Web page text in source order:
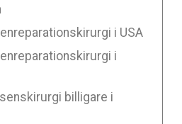
i USA
i
billigare i